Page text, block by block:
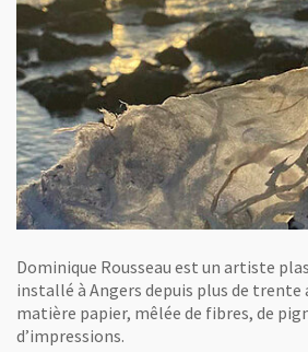
Dominique Rousseau est un artiste
installé à Angers depuis plus de
matière papier, mêlée de fibres, de
d’impressions.